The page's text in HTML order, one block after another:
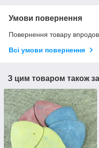
Умови повернення
Повернення товару
Всі умови повернення
З цим товаром також